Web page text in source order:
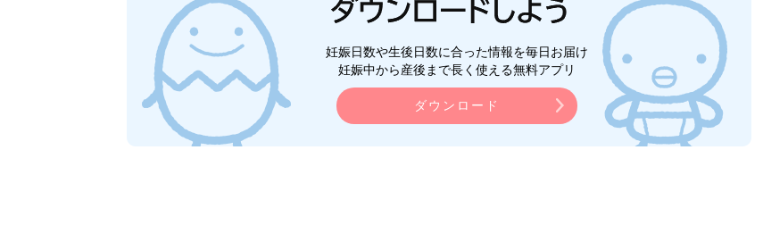
妊娠日数や生後日数に合った情報を毎日お届け
妊娠中から産後まで長く使える無料アプリ
ダウンロード